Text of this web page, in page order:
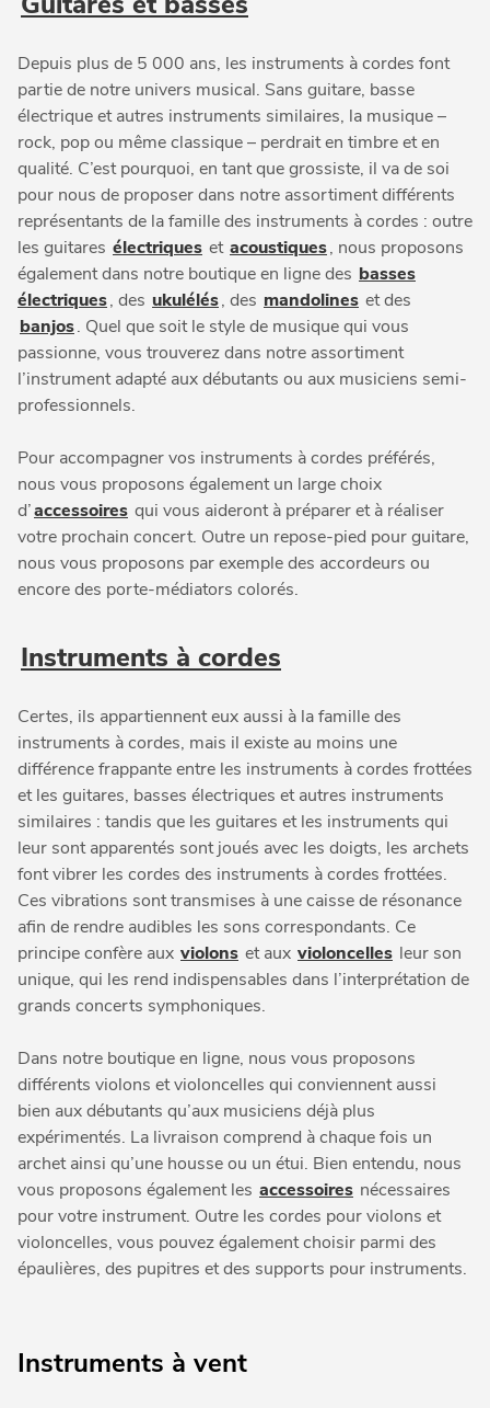
Depuis plus de 5 000 ans, les instruments à cordes font
partie de notre univers musical. Sans guitare, basse
électrique et autres instruments similaires, la musique –
rock, pop ou même classique – perdrait en timbre et en
qualité. C’est pourquoi, en tant que grossiste, il va de soi
pour nous de proposer dans notre assortiment différents
représentants de la famille des instruments à cordes : outre
les guitares électriques et acoustiques, nous proposons
également dans notre boutique en ligne des basses
électriques, des ukulélés, des mandolines et des
banjos. Quel que soit le style de musique qui vous
passionne, vous trouverez dans notre assortiment
l’instrument adapté aux débutants ou aux musiciens semi-
professionnels.
Pour accompagner vos instruments à cordes préférés,
nous vous proposons également un large choix
d’accessoires qui vous aideront à préparer et à réaliser
votre prochain concert. Outre un repose-pied pour guitare,
nous vous proposons par exemple des accordeurs ou
encore des porte-médiators colorés.
Instruments à cordes
Certes, ils appartiennent eux aussi à la famille des
instruments à cordes, mais il existe au moins une
différence frappante entre les instruments à cordes frottées
et les guitares, basses électriques et autres instruments
similaires : tandis que les guitares et les instruments qui
leur sont apparentés sont joués avec les doigts, les archets
font vibrer les cordes des instruments à cordes frottées.
Ces vibrations sont transmises à une caisse de résonance
afin de rendre audibles les sons correspondants. Ce
principe confère aux violons et aux violoncelles leur son
unique, qui les rend indispensables dans l’interprétation de
grands concerts symphoniques.
Dans notre boutique en ligne, nous vous proposons
différents violons et violoncelles qui conviennent aussi
bien aux débutants qu’aux musiciens déjà plus
expérimentés. La livraison comprend à chaque fois un
archet ainsi qu’une housse ou un étui. Bien entendu, nous
vous proposons également les accessoires nécessaires
pour votre instrument. Outre les cordes pour violons et
violoncelles, vous pouvez également choisir parmi des
épaulières, des pupitres et des supports pour instruments.
Instruments à vent